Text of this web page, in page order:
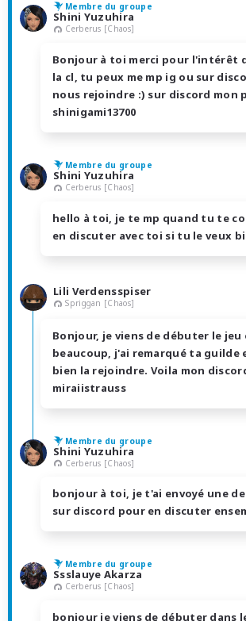
Membre du groupe
Shini Yuzuhira
Cerberus [Chaos]
Bonjour à toi merci pour l'intérêt
la cl, tu peux me mp ig ou sur
nous rejoindre :) sur discord mon
shinigami13700
Membre du groupe
Shini Yuzuhira
Cerberus [Chaos]
hello à toi, je te mp quand tu te
en discuter avec toi si tu le veux
Lili Verdensspiser
Spriggan [Chaos]
Bonjour, je viens de débuter le
beaucoup, j'ai remarqué ta guilde
bien la rejoindre. Voila mon
miraiistrauss
Membre du groupe
Shini Yuzuhira
Cerberus [Chaos]
bonjour à toi, je t'ai envoyé une
sur discord pour en discuter
Membre du groupe
Ssslauye Akarza
Cerberus [Chaos]
bonjour je viens de débuter dans